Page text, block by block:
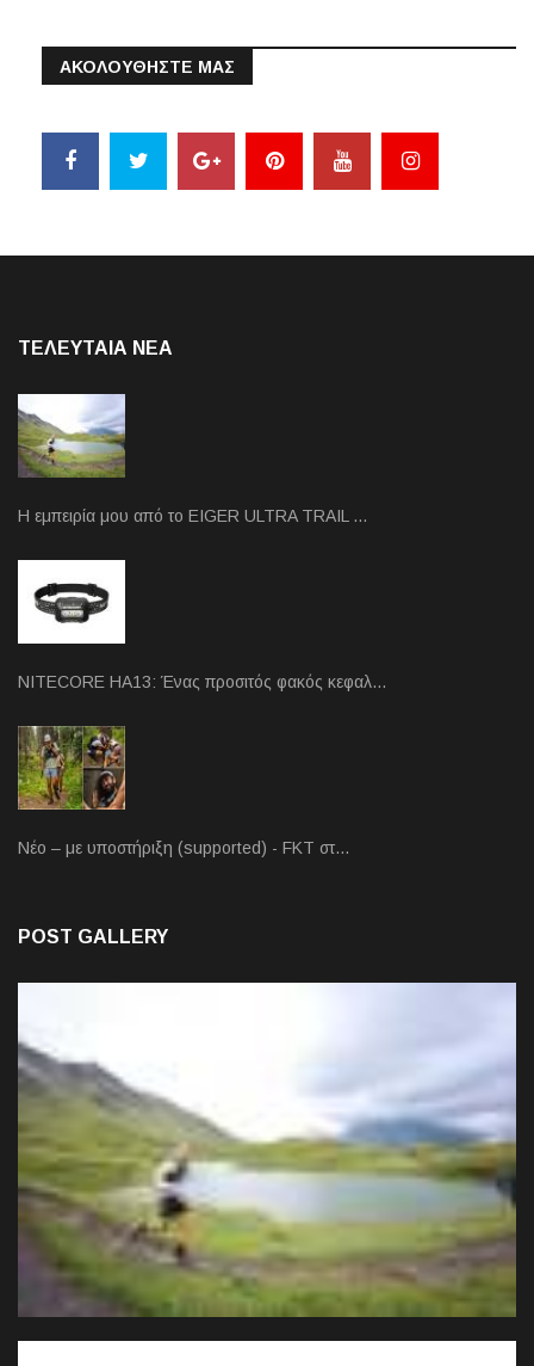
ΑΚΟΛΟΥΘΗΣΤΕ ΜΑΣ
ΤΕΛΕΥΤΑΙΑ NEA
Η εμπειρία μου από το EIGER ULTRA TRAIL …
NITECORE HA13: Ένας προσιτός φακός κεφαλ…
Νέο – με υποστήριξη (supported) - FKT στ…
POST GALLERY